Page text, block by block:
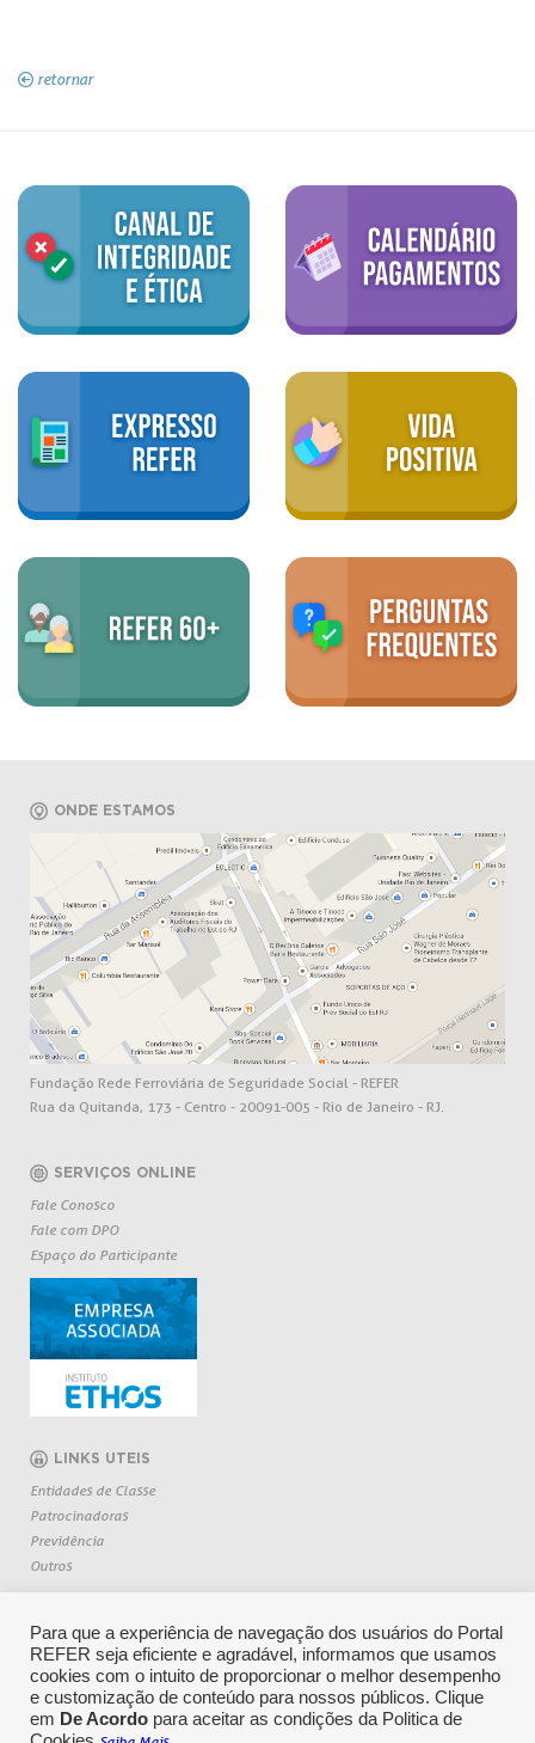
retornar
ONDE ESTAMOS
Fundação Rede Ferroviária de Seguridade Social - REFER
Rua da Quitanda, 173 - Centro - 20091-005 - Rio de Janeiro - RJ.
SERVIÇOS ONLINE
Fale Conosco
Fale com DPO
Espaço do Participante
LINKS UTEIS
Entidades de Classe
Patrocinadoras
Previdência
Outros
Para que a experiência de navegação dos usuários do Portal
REFER seja eficiente e agradável, informamos que usamos
cookies com o intuito de proporcionar o melhor desempenho
e customização de conteúdo para nossos públicos. Clique
em De Acordo para aceitar as condições da Politica de